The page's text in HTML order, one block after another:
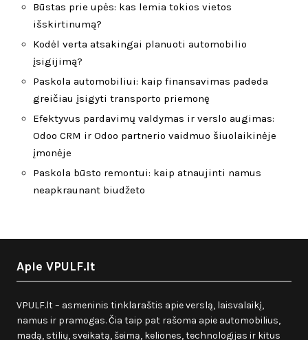
Būstas prie upės: kas lemia tokios vietos
išskirtinumą?
Kodėl verta atsakingai planuoti automobilio
įsigijimą?
Paskola automobiliui: kaip finansavimas padeda
greičiau įsigyti transporto priemonę
Efektyvus pardavimų valdymas ir verslo augimas:
Odoo CRM ir Odoo partnerio vaidmuo šiuolaikinėje
įmonėje
Paskola būsto remontui: kaip atnaujinti namus
neapkraunant biudžeto
Apie VPULF.lt
VPULF.lt – asmeninis tinklaraštis apie verslą, laisvalaikį,
namus ir pramogas. Čia taip pat rašoma apie automobilius,
madą, stilių, sveikatą, šeimą, keliones, technologijas ir kitus